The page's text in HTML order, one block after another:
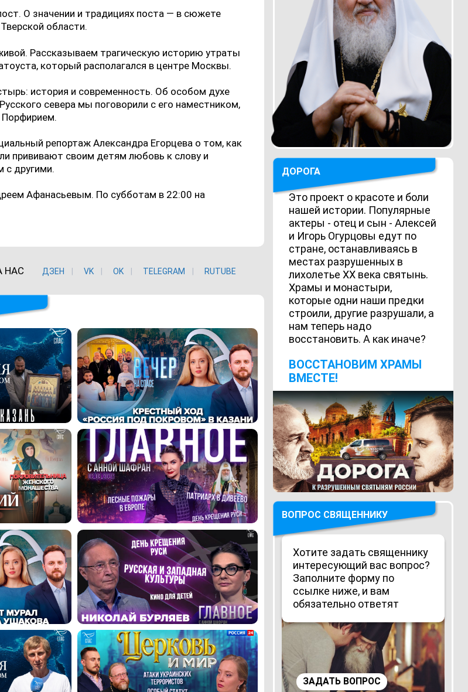
О значении и традициях поста — в сюжете
области.
Рассказываем трагическую историю утраты
который располагался в центре Москвы.
история и современность. Об особом духе
севера мы поговорили с его наместником,
репортаж Александра Егорцева о том, как
прививают своим детям любовь к слову и
с другими.
Афанасьевым. По субботам в 22:00 на
НАС ДЗЕН VK ОK TELEGRAM RUTUBE
ДОРОГА
Это проект о красоте и боли
нашей истории. Популярные
актеры - отец и сын - Алексей
и Игорь Огурцовы едут по
стране, останавливаясь в
местах разрушенных в
лихолетье ХХ века святынь.
Храмы и монастыри,
которые одни наши предки
строили, другие разрушали, а
нам теперь надо
восстановить. А как иначе?
ВОCСТАНОВИМ ХРАМЫ
ВМЕСТЕ!
ВОПРОС СВЯЩЕННИКУ
Хотите задать священнику
интересующий вас вопрос?
Заполните форму по
ссылке ниже, и вам
обязательно ответят
ЗАДАТЬ ВОПРОС